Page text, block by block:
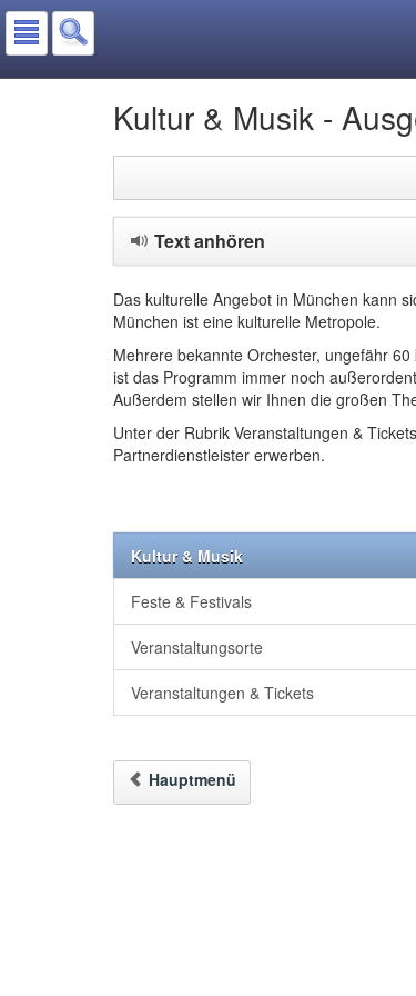
Kultur & Musik -
Text anhören
Das kulturelle Angebot in München kann
München ist eine kulturelle Metropole.
Mehrere bekannte Orchester, ungefähr
ist das Programm immer noch
Außerdem stellen wir Ihnen die großen
Unter der Rubrik Veranstaltungen &
Partnerdienstleister erwerben.
Kultur & Musik
Feste & Festivals
Veranstaltungsorte
Veranstaltungen & Tickets
Hauptmenü